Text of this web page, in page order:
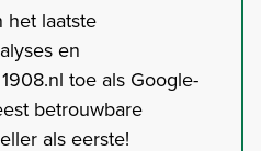
het laatste
en
toe als Google-
betrouwbare
als eerste!